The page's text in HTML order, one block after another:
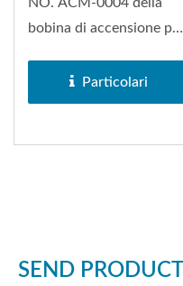
NO. ACM-0004 della
bobina di accensione può
RX 110/MII...Particolari